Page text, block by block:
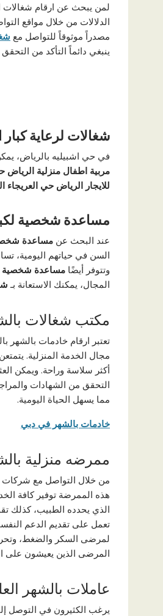
لمن يبحث عن ارقام شغالات
الدلالات من خلال مواقع
مصدراً موثوقاً للتواصل مع
ينبغي دائماً التأكد من
شغالات لرعاية
في حي اشبيليه بالرياض،
مربية اطفال منزلية الرياض
للايجار الرياض حي العريجاء
مساعدة شخصية
عند البحث عن مساعدة
السن في حياتهم اليومية،
وتتوفر أيضًا مساعدة شخصية
المجال، يمكنك الاستعانة بـ
مكتب شغالات
تعتبر ارقام خادمات بالشهر
مجال الخدمة المنزلية.
أكثر سلاسة وراحة. ويمكن
التحقق من الشهادات
مما يسهل الحياة اليومية.
خادمات بالشهر في دبي
ممرضه منزلية
من خلال التواصل مع شركات
هذه الممرضة توفير كافة
الذي يحدده الطبيب، كذلك
تعمل على تقديم الدعم
لمرضى السكر والضغط،
المرضى الذين يعيشون على
عاملات بالشهر
يرغب الكثيرون في التوصل